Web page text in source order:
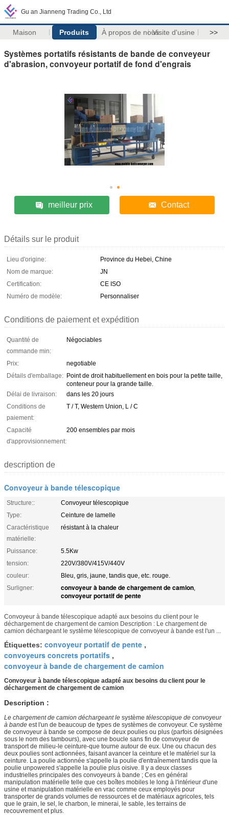
Gu an Jianneng Trading Co., Ltd
Maison Produits À propos de nousVisite d'usine >>
Systèmes portatifs résistants de bande de conveyeur
d'abrasion, convoyeur portatif de fond d'engrais
meilleur prix Contact
Détails sur le produit
Lieu d'origine:
Province du Hebei, Chine
Nom de marque:
JN
Certification:
CE ISO
Numéro de modèle:
Personnaliser
Conditions de paiement et expédition
Quantité de
commande min:
Négociables
Prix:
negotiable
Détails d'emballage: Point de droit habituellement en bois pour la petite taille,
conteneur pour la grande taille.
Délai de livraison:
dans les 20 jours
Conditions de
paiement:
T / T, Western Union, L / C
Capacité
d'approvisionnement:
200 ensembles par mois
description de
Convoyeur à bande télescopique
Structure::
Convoyeur télescopique
Type:
Ceinture de lamelle
Caractéristique
matérielle:
résistant à la chaleur
Puissance:
5.5Kw
tension:
220V/380V/415V/440V
couleur:
Bleu, gris, jaune, tandis que, etc. rouge.
Surligner:
convoyeur à bande de chargement de camion,
convoyeur portatif de pente
Convoyeur à bande télescopique adapté aux besoins du client pour le
déchargement de chargement de camion Description : Le chargement de
camion déchargeant le système télescopique de convoyeur à bande est l'un ...
Étiquettes: convoyeur portatif de pente ,
convoyeurs concrets portatifs ,
convoyeur à bande de chargement de camion
Convoyeur à bande télescopique adapté aux besoins du client pour le
déchargement de chargement de camion
Description :
Le chargement de camion déchargeant le système télescopique de convoyeur
à bande est l'un de beaucoup de types de systèmes de convoyeur. Ce système
de convoyeur à bande se compose de deux poulies ou plus (parfois désignées
sous le nom des tambours), avec une boucle sans fin de convoyeur de
transport de milieu-le ceinture-que tourne autour de eux. Une ou chacun des
deux poulies sont actionnées, faisant avancer la ceinture et le matériel sur la
ceinture. La poulie actionnée s'appelle la poulie d'entraînement tandis que la
poulie unpowered s'appelle la poulie plus oisive. Il y a deux classes
industrielles principales des convoyeurs à bande ; Ces en général
manipulation matérielle telle que ces boîtes mobiles le long à l'intérieur d'une
usine et manipulation matérielle en vrac comme ceux employés pour
transporter de grands volumes de ressources et de matériaux agricoles, tels
que le grain, le sel, le charbon, le minerai, le sable, les terrains de
recouvrement et plus.